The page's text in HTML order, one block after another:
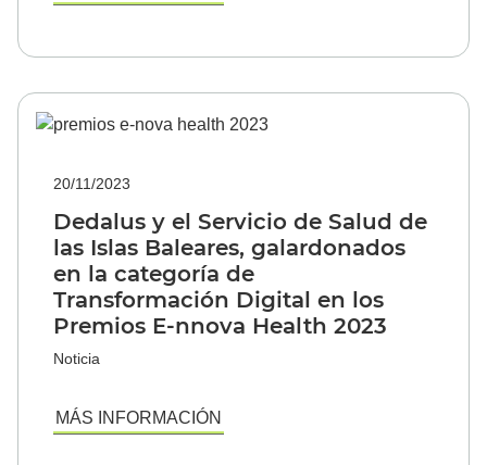
20/11/2023
Dedalus y el Servicio de Salud de
las Islas Baleares, galardonados
en la categoría de
Transformación Digital en los
Premios E-nnova Health 2023
Noticia
MÁS INFORMACIÓN